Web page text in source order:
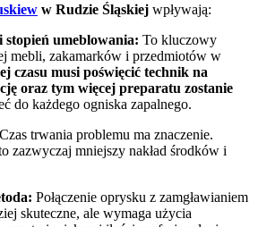
w Rudzie Śląskiej wpływają:
stopień umeblowania: To kluczowy
mebli, zakamarków i przedmiotów w
czasu musi poświęcić technik na
oraz tym więcej preparatu zostanie
do każdego ogniska zapalnego.
Czas trwania problemu ma znaczenie.
zazwyczaj mniejszy nakład środków i
Połączenie oprysku z zamgławianiem
skuteczne, ale wymaga użycia